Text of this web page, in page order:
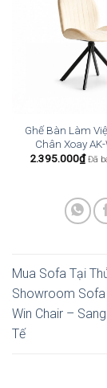
Ghế Bàn Làm
Chân Xoay
2.395.000₫ Đã
Mua Sofa Tại
Showroom Sofa
Win Chair –
Tế